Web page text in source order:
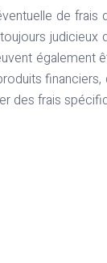
de frais
judicieux
également
des frais